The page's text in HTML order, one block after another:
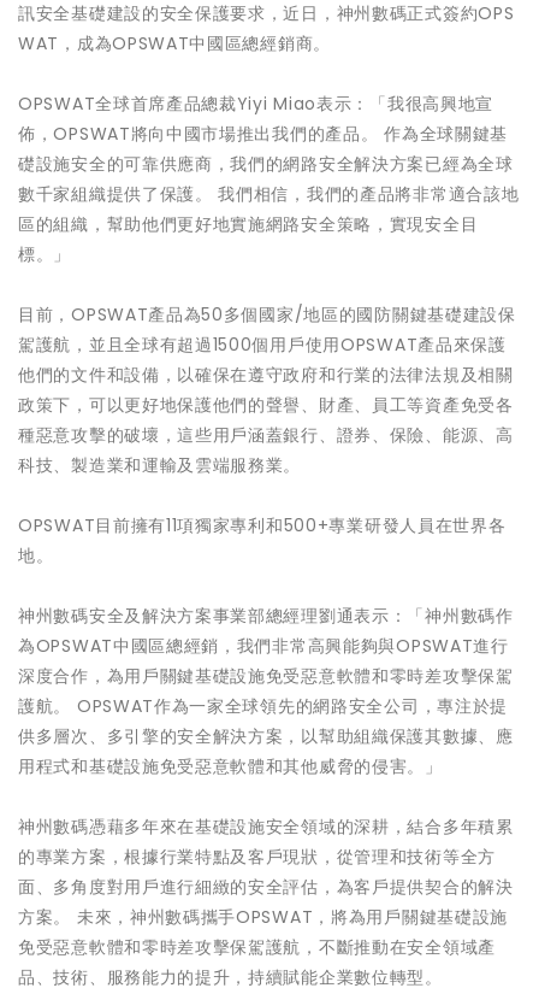
訊安全基礎建設的安全保護要求，近日，神州數碼正式簽約OPS
WAT，成為OPSWAT中國區總經銷商。
OPSWAT全球首席產品總裁Yiyi Miao表示：「我很高興地宣
佈，OPSWAT將向中國市場推出我們的產品。 作為全球關鍵基
礎設施安全的可靠供應商，我們的網路安全解決方案已經為全球
數千家組織提供了保護。 我們相信，我們的產品將非常適合該地
區的組織，幫助他們更好地實施網路安全策略，實現安全目
標。」
目前，OPSWAT產品為50多個國家/地區的國防關鍵基礎建設保
駕護航，並且全球有超過1500個用戶使用OPSWAT產品來保護
他們的文件和設備，以確保在遵守政府和行業的法律法規及相關
政策下，可以更好地保護他們的聲譽、財產、員工等資產免受各
種惡意攻擊的破壞，這些用戶涵蓋銀行、證券、保險、能源、高
科技、製造業和運輸及雲端服務業。
OPSWAT目前擁有11項獨家專利和500+專業研發人員在世界各
地。
神州數碼安全及解決方案事業部總經理劉通表示：「神州數碼作
為OPSWAT中國區總經銷，我們非常高興能夠與OPSWAT進行
深度合作，為用戶關鍵基礎設施免受惡意軟體和零時差攻擊保駕
護航。 OPSWAT作為一家全球領先的網路安全公司，專注於提
供多層次、多引擎的安全解決方案，以幫助組織保護其數據、應
用程式和基礎設施免受惡意軟體和其他威脅的侵害。」
神州數碼憑藉多年來在基礎設施安全領域的深耕，結合多年積累
的專業方案，根據行業特點及客戶現狀，從管理和技術等全方
面、多角度對用戶進行細緻的安全評估，為客戶提供契合的解決
方案。 未來，神州數碼攜手OPSWAT，將為用戶關鍵基礎設施
免受惡意軟體和零時差攻擊保駕護航，不斷推動在安全領域產
品、技術、服務能力的提升，持續賦能企業數位轉型。